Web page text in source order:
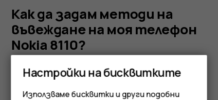
телефон
Nokia
8110?
Как да задам методи на
въвеждане на моя телефон
Nokia 8110?
ОтворетеНастройки , изберете
Персонализация
това изберете предпочитаните методи на
Настройки на бисквитките
Използваме бисквитки и други подобни